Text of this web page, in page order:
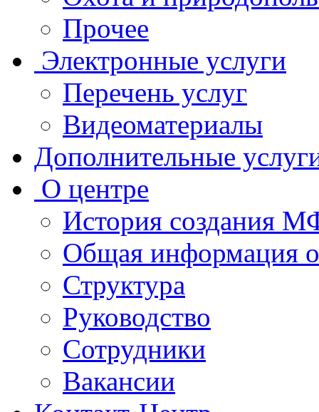
Прочее
Электронные услуги
Перечень услуг
Видеоматериалы
Дополнительные
О центре
История создания
Общая
Структура
Руководство
Сотрудники
Вакансии